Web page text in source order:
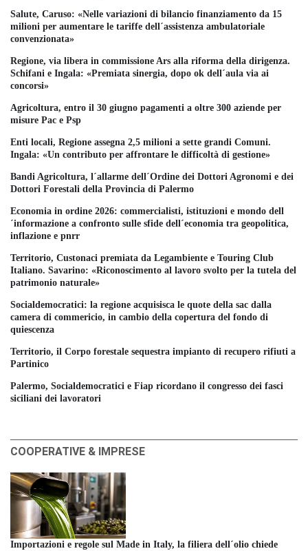
Salute, Caruso: «Nelle variazioni di bilancio finanziamento da 15
milioni per aumentare le tariffe dell´assistenza ambulatoriale
convenzionata»
Regione, via libera in commissione Ars alla riforma della dirigenza.
Schifani e Ingala: «Premiata sinergia, dopo ok dell´aula via ai
concorsi»
Agricoltura, entro il 30 giugno pagamenti a oltre 300 aziende per
misure Pac e Psp
Enti locali, Regione assegna 2,5 milioni a sette grandi Comuni.
Ingala: «Un contributo per affrontare le difficoltà di gestione»
Bandi Agricoltura, l´allarme dell´Ordine dei Dottori Agronomi e dei
Dottori Forestali della Provincia di Palermo
Economia in ordine 2026: commercialisti, istituzioni e mondo dell
´informazione a confronto sulle sfide dell´economia tra geopolitica,
inflazione e pnrr
Territorio, Custonaci premiata da Legambiente e Touring Club
Italiano. Savarino: «Riconoscimento al lavoro svolto per la tutela del
patrimonio naturale»
Socialdemocratici: la regione acquisisca le quote della sac dalla
camera di commericio, in cambio della copertura del fondo di
quiescenza
Territorio, il Corpo forestale sequestra impianto di recupero rifiuti a
Partinico
Palermo, Socialdemocratici e Fiap ricordano il congresso dei fasci
siciliani dei lavoratori
COOPERATIVE & IMPRESE
Importazioni e regole sul Made in Italy, la filiera dell´olio chiede